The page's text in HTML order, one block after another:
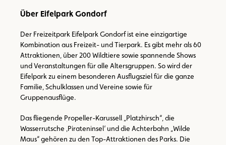
Über Eifelpark Gondorf
Der Freizeitpark Eifelpark Gondorf ist eine einzigartige
Kombination aus Freizeit- und Tierpark. Es gibt mehr als 60
Attraktionen, über 200 Wildtiere sowie spannende Shows
und Veranstaltungen für alle Altersgruppen. So wird der
Eifelpark zu einem besonderen Ausflugsziel für die ganze
Familie, Schulklassen und Vereine sowie für
Gruppenausflüge.
Das fliegende Propeller-Karussell „Platzhirsch“, die
Wasserrutsche ‚Pirateninsel‘ und die Achterbahn „Wilde
Maus“ gehören zu den Top-Attraktionen des Parks. Die